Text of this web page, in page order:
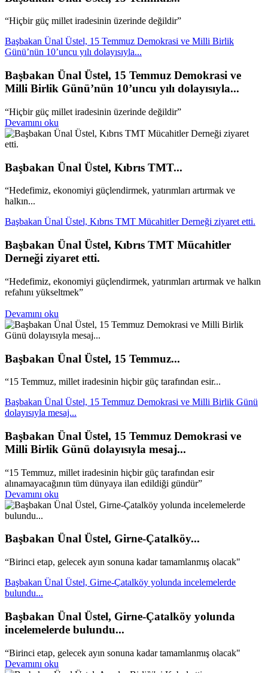
“Hiçbir güç millet iradesinin üzerinde değildir”
Başbakan Ünal Üstel, 15 Temmuz Demokrasi ve Milli Birlik
Günü’nün 10’uncu yılı dolayısıyla...
Başbakan Ünal Üstel, 15 Temmuz Demokrasi ve
Milli Birlik Günü’nün 10’uncu yılı dolayısıyla...
“Hiçbir güç millet iradesinin üzerinde değildir”
Devamını oku
Başbakan Ünal Üstel, Kıbrıs TMT...
“Hedefimiz, ekonomiyi güçlendirmek, yatırımları artırmak ve
halkın...
Başbakan Ünal Üstel, Kıbrıs TMT Mücahitler Derneği ziyaret etti.
Başbakan Ünal Üstel, Kıbrıs TMT Mücahitler
Derneği ziyaret etti.
“Hedefimiz, ekonomiyi güçlendirmek, yatırımları artırmak ve halkın
refahını yükseltmek”
Devamını oku
Başbakan Ünal Üstel, 15 Temmuz...
“15 Temmuz, millet iradesinin hiçbir güç tarafından esir...
Başbakan Ünal Üstel, 15 Temmuz Demokrasi ve Milli Birlik Günü
dolayısıyla mesaj...
Başbakan Ünal Üstel, 15 Temmuz Demokrasi ve
Milli Birlik Günü dolayısıyla mesaj...
“15 Temmuz, millet iradesinin hiçbir güç tarafından esir
alınamayacağının tüm dünyaya ilan edildiği gündür”
Devamını oku
Başbakan Ünal Üstel, Girne-Çatalköy...
“Birinci etap, gelecek ayın sonuna kadar tamamlanmış olacak"
Başbakan Ünal Üstel, Girne-Çatalköy yolunda incelemelerde
bulundu...
Başbakan Ünal Üstel, Girne-Çatalköy yolunda
incelemelerde bulundu...
“Birinci etap, gelecek ayın sonuna kadar tamamlanmış olacak"
Devamını oku